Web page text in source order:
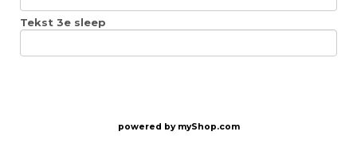
Tekst 3e sleep
powered by myShop.com